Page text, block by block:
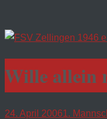
Wille allein
24. April 20061.